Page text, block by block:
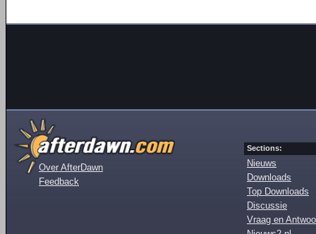
Over AfterDawn
Feedback
Sections:
Nieuws
Downloads
Top Downloads
Discussie
Vraag en